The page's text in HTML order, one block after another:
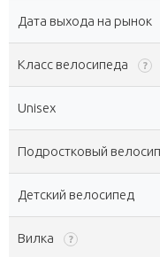
Дата выхода на рынок
Класс велосипеда ?
Unisex
Подростковый
Детский велосипед
Вилка ?